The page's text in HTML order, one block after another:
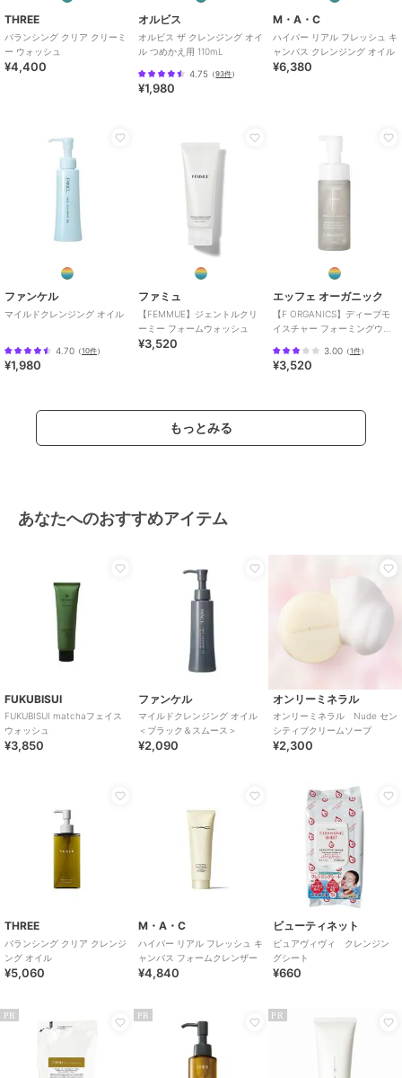
THREE
バランシング クリア クリーミ
ー ウォッシュ
¥4,400
オルビス
オルビス ザ クレンジング オイ
ル つめかえ用 110mL
4.75 （93件）
¥1,980
M・A・C
ハイパー リアル フレッシュ キ
ャンバス クレンジング オイル
¥6,380
ファンケル
マイルドクレンジング オイル
4.70 （10件）
¥1,980
ファミュ
【FEMMUE】ジェントルクリ
ーミー フォームウォッシュ
¥3,520
エッフェ オーガニック
【F ORGANICS】ディープモ
イスチャー フォーミングウォ
3.00（1件）
¥3,520
もっとみる
あなたへのおすすめアイテム
FUKUBISUI
FUKUBISUI matchaフェイス
ウォッシュ
¥3,850
ファンケル
マイルドクレンジング オイル
＜ブラック＆スムース＞
¥2,090
オンリーミネラル
オンリーミネラル Nude セン
シティブクリームソープ
¥2,300
THREE
バランシング クリア クレンジ
ング オイル
¥5,060
M・A・C
ハイパー リアル フレッシュ キ
ャンバス フォームクレンザー
¥4,840
ビューティネット
ピュアヴィヴィ クレンジン
グシート
¥660
PR PR PR